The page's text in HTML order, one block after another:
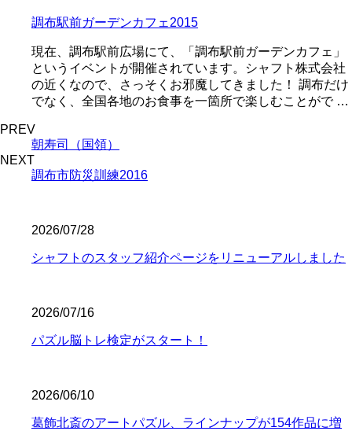
調布駅前ガーデンカフェ2015
現在、調布駅前広場にて、「調布駅前ガーデンカフェ」
というイベントが開催されています。シャフト株式会社
の近くなので、さっそくお邪魔してきました！ 調布だけ
でなく、全国各地のお食事を一箇所で楽しむことがで …
PREV
朝寿司（国領）
NEXT
調布市防災訓練2016
2026/07/28
シャフトのスタッフ紹介ページをリニューアルしました
2026/07/16
パズル脳トレ検定がスタート！
2026/06/10
葛飾北斎のアートパズル、ラインナップが154作品に増